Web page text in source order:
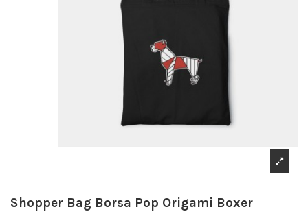
Shopper Bag Borsa Pop Origami Boxer